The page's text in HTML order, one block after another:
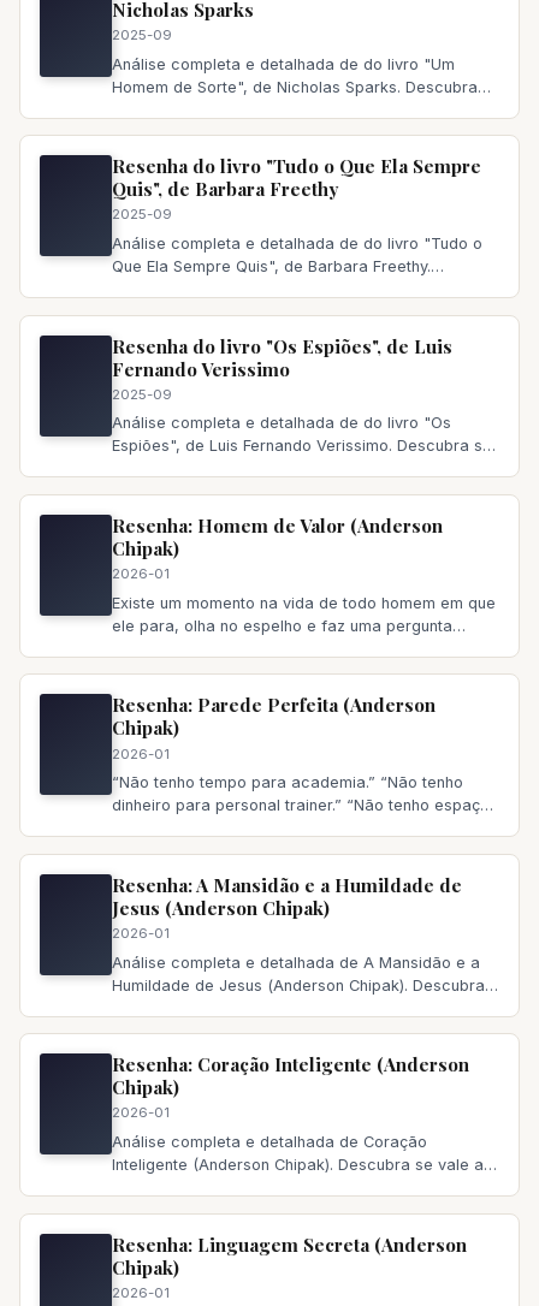
Nicholas Sparks
2025-09
Análise completa e detalhada de do livro "Um
Homem de Sorte", de Nicholas Sparks. Descubra
Resenha do livro "Tudo o Que Ela Sempre
Quis", de Barbara Freethy
2025-09
Análise completa e detalhada de do livro "Tudo o
Que Ela Sempre Quis", de Barbara Freethy.
Resenha do livro "Os Espiões", de Luis
Fernando Verissimo
2025-09
Análise completa e detalhada de do livro "Os
Espiões", de Luis Fernando Verissimo. Descubra se
Resenha: Homem de Valor (Anderson
Chipak)
2026-01
Existe um momento na vida de todo homem em que
ele para, olha no espelho e faz uma pergunta
Resenha: Parede Perfeita (Anderson
Chipak)
2026-01
“Não tenho tempo para academia.” “Não tenho
dinheiro para personal trainer.” “Não tenho espaço
Resenha: A Mansidão e a Humildade de
Jesus (Anderson Chipak)
2026-01
Análise completa e detalhada de A Mansidão e a
Humildade de Jesus (Anderson Chipak). Descubra
Resenha: Coração Inteligente (Anderson
Chipak)
2026-01
Análise completa e detalhada de Coração
Inteligente (Anderson Chipak). Descubra se vale a
Resenha: Linguagem Secreta (Anderson
Chipak)
2026-01